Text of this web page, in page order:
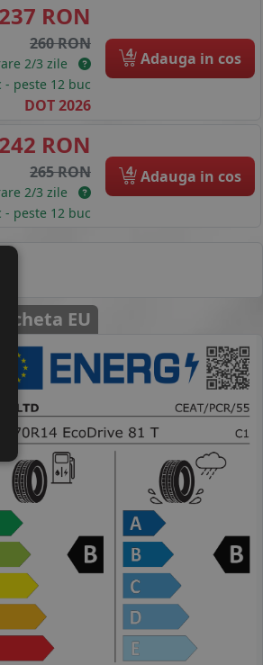
237 RON
260 RON
2/3 zile
- peste 12 buc
DOT 2026
4 Adauga in cos
242 RON
265 RON
2/3 zile
- peste 12 buc
4 Adauga in cos
Eticheta EU